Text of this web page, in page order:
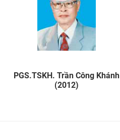
PGS.TSKH. Trần Công Khánh
(2012)